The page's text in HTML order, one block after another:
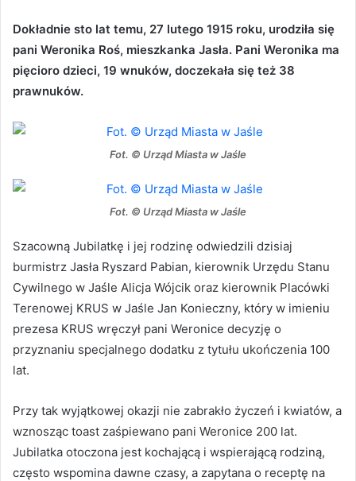
Dokładnie sto lat temu, 27 lutego 1915 roku, urodziła się
pani Weronika Roś, mieszkanka Jasła. Pani Weronika ma
pięcioro dzieci, 19 wnuków, doczekała się też 38
prawnuków.
Fot. © Urząd Miasta w Jaśle
Fot. © Urząd Miasta w Jaśle
Szacowną Jubilatkę i jej rodzinę odwiedzili dzisiaj
burmistrz Jasła Ryszard Pabian, kierownik Urzędu Stanu
Cywilnego w Jaśle Alicja Wójcik oraz kierownik Placówki
Terenowej KRUS w Jaśle Jan Konieczny, który w imieniu
prezesa KRUS wręczył pani Weronice decyzję o
przyznaniu specjalnego dodatku z tytułu ukończenia 100
lat.
Przy tak wyjątkowej okazji nie zabrakło życzeń i kwiatów, a
wznosząc toast zaśpiewano pani Weronice 200 lat.
Jubilatka otoczona jest kochającą i wspierającą rodziną,
często wspomina dawne czasy, a zapytana o receptę na